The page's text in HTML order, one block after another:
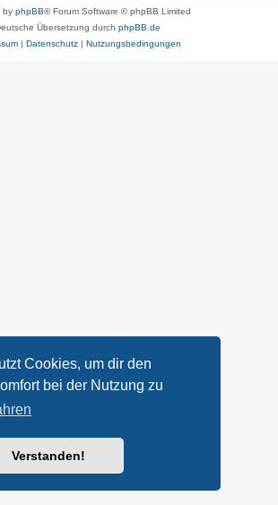
Cookies, um dir den
bei der Nutzung zu
Verstanden!
by phpBB® Forum Software © phpBB Limited
Übersetzung durch phpBB.de
| Datenschutz | Nutzungsbedingungen